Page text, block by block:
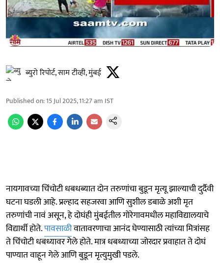
ब्युरो रिपोर्ट, साम टीव्ही, मुंबई
Published on:15 Jul 2025, 11:27 am IST
नायगावच्या चिंचोटी धबधब्यात दोन तरुणांचा बुडून मृत्यू झाल्याची दुर्दैवी
घटना घडली आहे. प्रल्हाद सहजरवा आणि सुशील डबाळे अशी मृत
तरुणांची नावं असून, हे दोघंही मुंबईतील गोरेगावमधील महाविद्यालयाचे
विद्यार्थी होते.पावसाळीवातावरणाचा आनंद घेण्यासाठी त्यांच्या मित्रांसह
ते चिंचोटी धबध्यावर गेले होते. मात्र धबध्याच्या जोरदार प्रवाहात ते दोघं
पाण्यात वाहून गेले आणि बुडून मृत्युमुखी पडले.